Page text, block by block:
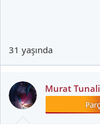
31 yaşında
Murat Tunali